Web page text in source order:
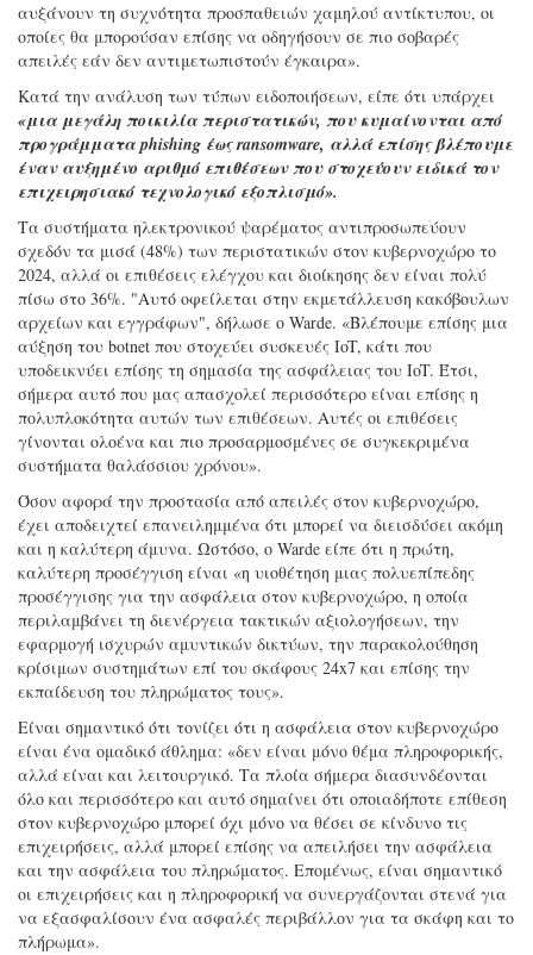
αυξάνουν τη συχνότητα προσπαθειών χαμηλού αντίκτυπου, οι
οποίες θα μπορούσαν επίσης να οδηγήσουν σε πιο σοβαρές
απειλές εάν δεν αντιμετωπιστούν έγκαιρα».
Κατά την ανάλυση των τύπων ειδοποιήσεων, είπε ότι υπάρχει
«μια μεγάλη ποικιλία περιστατικών, που κυμαίνονται από
προγράμματα phishing έως ransomware, αλλά επίσης βλέπουμε
έναν αυξημένο αριθμό επιθέσεων που στοχεύουν ειδικά τον
επιχειρησιακό τεχνολογικό εξοπλισμό».
Τα συστήματα ηλεκτρονικού ψαρέματος αντιπροσωπεύουν
σχεδόν τα μισά (48%) των περιστατικών στον κυβερνοχώρο το
2024, αλλά οι επιθέσεις ελέγχου και διοίκησης δεν είναι πολύ
πίσω στο 36%. "Αυτό οφείλεται στην εκμετάλλευση κακόβουλων
αρχείων και εγγράφων", δήλωσε ο Warde. «Βλέπουμε επίσης μια
αύξηση του botnet που στοχεύει συσκευές IoT, κάτι που
υποδεικνύει επίσης τη σημασία της ασφάλειας του IoT. Έτσι,
σήμερα αυτό που μας απασχολεί περισσότερο είναι επίσης η
πολυπλοκότητα αυτών των επιθέσεων. Αυτές οι επιθέσεις
γίνονται ολοένα και πιο προσαρμοσμένες σε συγκεκριμένα
συστήματα θαλάσσιου χρόνου».
Όσον αφορά την προστασία από απειλές στον κυβερνοχώρο,
έχει αποδειχτεί επανειλημμένα ότι μπορεί να διεισδύσει ακόμη
και η καλύτερη άμυνα. Ωστόσο, ο Warde είπε ότι η πρώτη,
καλύτερη προσέγγιση είναι «η υιοθέτηση μιας πολυεπίπεδης
προσέγγισης για την ασφάλεια στον κυβερνοχώρο, η οποία
περιλαμβάνει τη διενέργεια τακτικών αξιολογήσεων, την
εφαρμογή ισχυρών αμυντικών δικτύων, την παρακολούθηση
κρίσιμων συστημάτων επί του σκάφους 24x7 και επίσης την
εκπαίδευση του πληρώματος τους».
Είναι σημαντικό ότι τονίζει ότι η ασφάλεια στον κυβερνοχώρο
είναι ένα ομαδικό άθλημα: «δεν είναι μόνο θέμα πληροφορικής,
αλλά είναι και λειτουργικό. Τα πλοία σήμερα διασυνδέονται
όλο και περισσότερο και αυτό σημαίνει ότι οποιαδήποτε επίθεση
στον κυβερνοχώρο μπορεί όχι μόνο να θέσει σε κίνδυνο τις
επιχειρήσεις, αλλά μπορεί επίσης να απειλήσει την ασφάλεια
και την ασφάλεια του πληρώματος. Επομένως, είναι σημαντικό
οι επιχειρήσεις και η πληροφορική να συνεργάζονται στενά για
να εξασφαλίσουν ένα ασφαλές περιβάλλον για τα σκάφη και το
πλήρωμα».